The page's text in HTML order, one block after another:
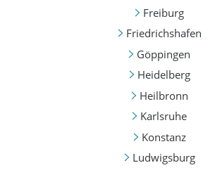
Freiburg
Friedrichshafen
Göppingen
Heidelberg
Heilbronn
Karlsruhe
Konstanz
Ludwigsburg